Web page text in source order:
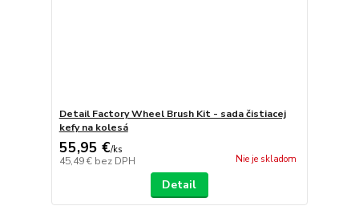
Detail Factory Wheel Brush Kit - sada čistiacej
kefy na kolesá
55,95 €/ks
45,49 € bez DPH Nie je skladom
Detail